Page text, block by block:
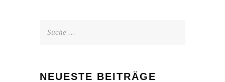
NEUESTE BEITRÄGE